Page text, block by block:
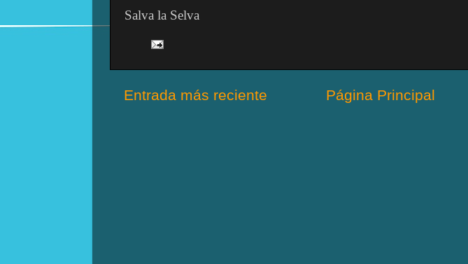
Salva la Selva
Entrada más reciente Página Principal